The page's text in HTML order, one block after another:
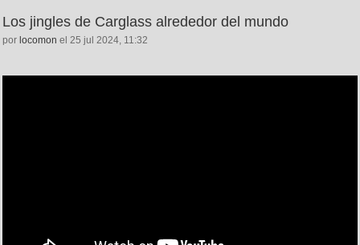
Los jingles de Carglass alrededor del mundo
por locomon el 25 jul 2024, 11:32